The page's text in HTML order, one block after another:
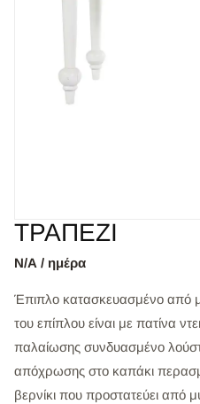
ΤΡΑΠΕΖΙ
Ν/Α / ημέρα
Έπιπλο κατασκευασμένο από
του επίπλου είναι με πατίνα
παλαίωσης συνδυασμένο
απόχρωσης στο καπάκι
βερνίκι που προστατεύει από